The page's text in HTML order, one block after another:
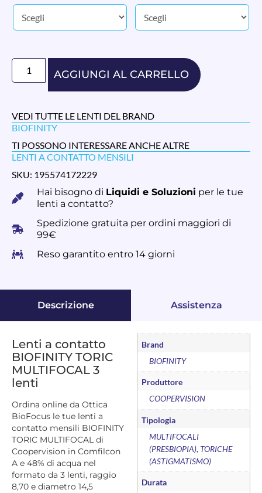
AGGIUNGI AL CARRELLO
VEDI TUTTE LE LENTI DEL BRAND
BIOFINITY
TI POSSONO INTERESSARE ANCHE ALTRE
LENTI A CONTATTO MENSILI
SKU: 195574172229
Hai bisogno di Liquidi e Soluzioni per le tue
lenti a contatto?
Spedizione gratuita per ordini maggiori di
99€
Reso garantito entro 14 giorni
Descrizione Assistenza
Lenti a contatto
BIOFINITY TORIC
MULTIFOCAL 3
lenti
Ordina online da Ottica
BioFocus le tue lenti a
contatto mensili BIOFINITY
TORIC MULTIFOCAL di
Coopervision in Comfilcon
A e 48% di acqua nel
formato da 3 lenti, raggio
8,70 e diametro 14,5
Brand
BIOFINITY
Produttore
COOPERVISION
Tipologia
MULTIFOCALI
(PRESBIOPIA), TORICHE
(ASTIGMATISMO)
Durata